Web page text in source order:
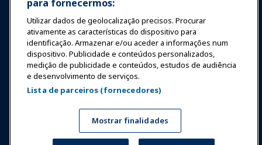
Pesquisa e Relatórios
Sobre a IAAPA
Parceiros
Copyright © 2026 Associação Internacional de Parques de
Diversões e Atrações. Todos os direitos reservados.
Política de Privacidade
Aviso de tradução
para fornecermos:
Utilizar dados de geolocalização precisos. Procurar
ativamente as características do dispositivo para
identificação. Armazenar e/ou aceder a informações num
dispositivo. Publicidade e conteúdos personalizados,
medição de publicidade e conteúdos, estudos de audiência
e desenvolvimento de serviços.
Lista de parceiros (fornecedores)
Mostrar finalidades